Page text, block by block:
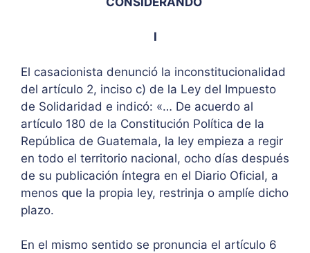
I
El casacionista denunció la inconstitucionalidad
del artículo 2, inciso c) de la Ley del Impuesto
de Solidaridad e indicó: «… De acuerdo al
artículo 180 de la Constitución Política de la
República de Guatemala, la ley empieza a regir
en todo el territorio nacional, ocho días después
de su publicación íntegra en el Diario Oficial, a
menos que la propia ley, restrinja o amplíe dicho
plazo.
En el mismo sentido se pronuncia el artículo 6